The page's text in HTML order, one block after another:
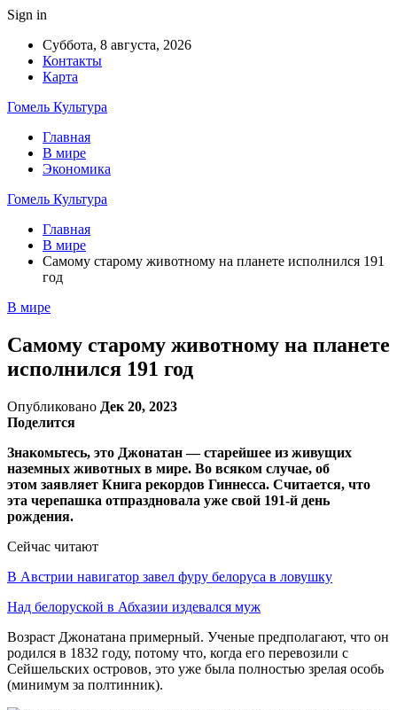
Sign in
Суббота, 8 августа, 2026
Контакты
Карта
Гомель Культура
Главная
В мире
Экономика
Гомель Культура
Главная
В мире
Самому старому животному на планете исполнился 191
год
В мире
Самому старому животному на планете
исполнился 191 год
Опубликовано Дек 20, 2023
Поделится
Знакомьтесь, это Джонатан — старейшее из живущих
наземных животных в мире. Во всяком случае, об
этом заявляет Книга рекордов Гиннесса. Считается, что
эта черепашка отпраздновала уже свой 191-й день
рождения.
Сейчас читают
В Австрии навигатор завел фуру белоруса в ловушку
Над белоруской в Абхазии издевался муж
Возраст Джонатана примерный. Ученые предполагают, что он
родился в 1832 году, потому что, когда его перевозили с
Сейшельских островов, это уже была полностью зрелая особь
(минимум за полтинник).